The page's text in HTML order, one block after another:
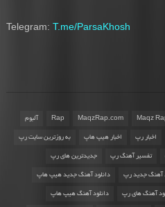
Telegram: T.me/ParsaKhosh
Maqz
MaqzRap.com
Rap آلبوم
اخبار رپ اخبار هیپ هاپ به روزترین سایت رپ
تفسیر آهنگ رپ جدیدترین های رپ
آهنگ جدید رپ دانلود آهنگ جدید هیپ هاپ
آهنگ های رپ دانلود آهنگ هیپ هاپ